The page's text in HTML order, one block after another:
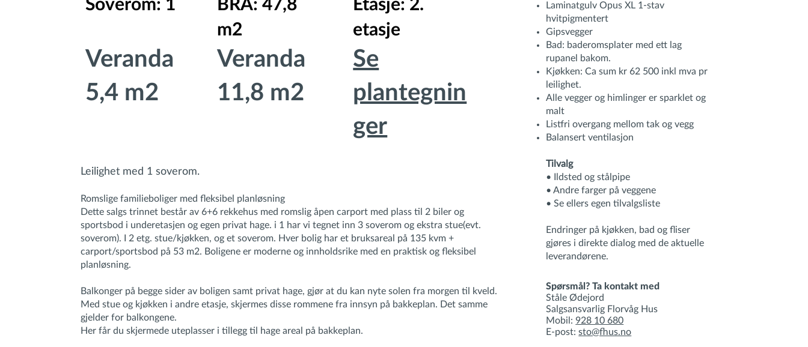
Laminatgulv Opus XL 1-stav
hvitpigmentert
Gipsvegger
Bad: baderomsplater med ett lag
rupanel bakom.
Kjøkken: Ca sum kr 62 500 inkl mva pr
leilighet.
Alle vegger og himlinger er sparklet og
malt
Listfri overgang mellom tak og vegg
Balansert ventilasjon
Tilvalg
• Ildsted og stålpipe
• Andre farger på veggene
• Se ellers egen tilvalgsliste
Endringer på kjøkken, bad og fliser
gjøres i direkte dialog med de aktuelle
leverandørene.
Spørsmål? Ta kontakt med
Ståle Ødejord
Salgsansvarlig Florvåg Hus
Mobil: 928 10 680
E-post:sto@fhus.no
Soverom: 1
Veranda
5,4 m2
BRA: 47,8
m2
Veranda
11,8 m2
Etasje: 2.
etasje
Se
plantegnin
ger
Leilighet med 1 soverom.
Romslige familieboliger med fleksibel planløsning
Dette salgs trinnet består av 6+6 rekkehus med romslig åpen carport med plass til 2 biler og
sportsbod i underetasjen og egen privat hage. i 1 har vi tegnet inn 3 soverom og ekstra stue(evt.
soverom). I 2 etg. stue/kjøkken, og et soverom. Hver bolig har et bruksareal på 135 kvm +
carport/sportsbod på 53 m2. Boligene er moderne og innholdsrike med en praktisk og fleksibel
planløsning.
Balkonger på begge sider av boligen samt privat hage, gjør at du kan nyte solen fra morgen til kveld.
Med stue og kjøkken i andre etasje, skjermes disse rommene fra innsyn på bakkeplan. Det samme
gjelder for balkongene.
Her får du skjermede uteplasser i tillegg til hage areal på bakkeplan.